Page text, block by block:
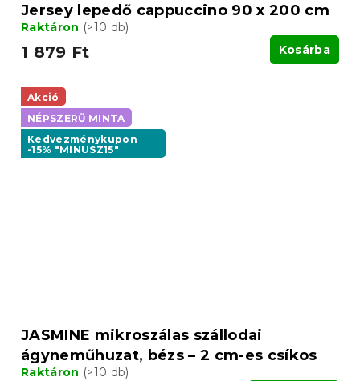
Jersey lepedő cappuccino 90 x 200 cm
Raktáron (>10 db)
1 879 Ft Kosárba
Akció
NÉPSZERŰ MINTA
Kedvezménykupon
-15% "MINUSZ15"
JASMINE mikroszálas szállodai
ágyneműhuzat, bézs – 2 cm-es csíkos
Raktáron (>10 db)